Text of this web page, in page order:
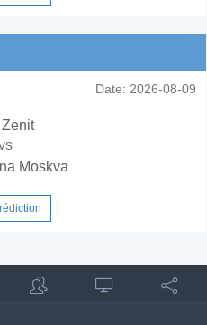
Date: 2026-08-09
Zenit
Moskva